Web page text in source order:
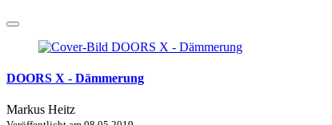
DOORS X - Dämmerung
Markus Heitz